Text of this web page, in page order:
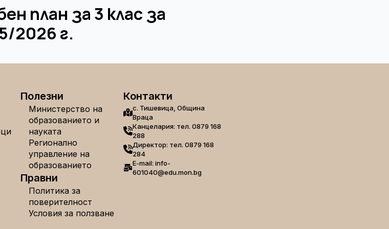
план за 3 клас за
2026 г.
Полезни
Министерство на
образованието и
науката
Регионално
управление на
образованието
Правни
Политика за
поверителност
Условия за ползване
Контакти
с. Тишевица, Община
Враца
Канцелария: тел. 0879 168
288
Директор: тел. 0879 168
284
E-mail: info-
601040@edu.mon.bg